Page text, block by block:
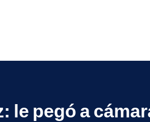
le pegó a